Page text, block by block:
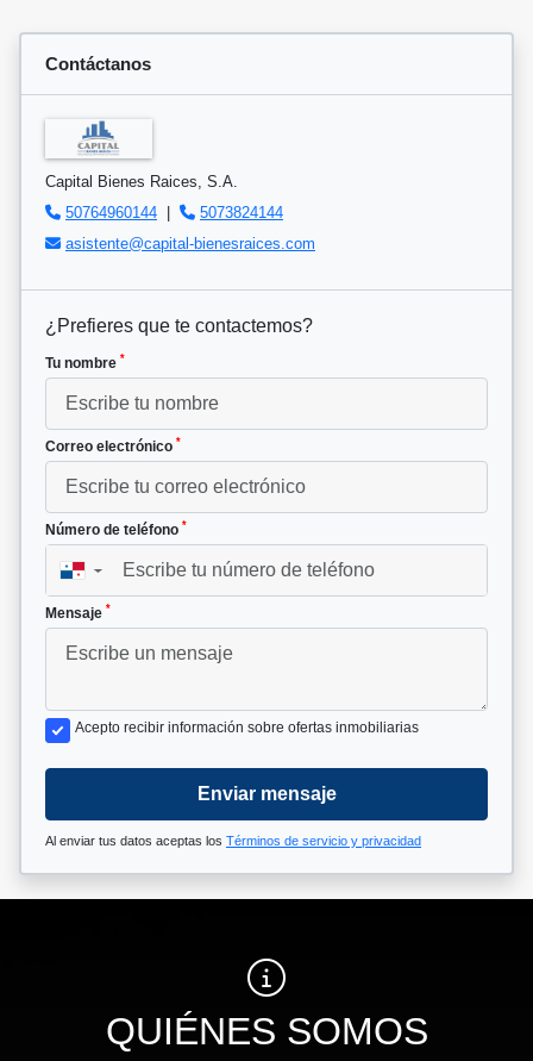
Contáctanos
Capital Bienes Raices, S.A.
50764960144 |
5073824144
asistente@capital-bienesraices.com
¿Prefieres que te contactemos?
Tu nombre *
Correo electrónico *
Número de teléfono *
▼
Mensaje *
Acepto recibir información sobre ofertas inmobiliarias
Enviar mensaje
Al enviar tus datos aceptas los Términos de servicio y privacidad
QUIÉNES SOMOS